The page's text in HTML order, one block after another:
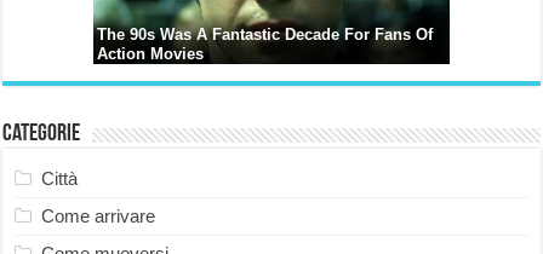
Categorie
Città
Come arrivare